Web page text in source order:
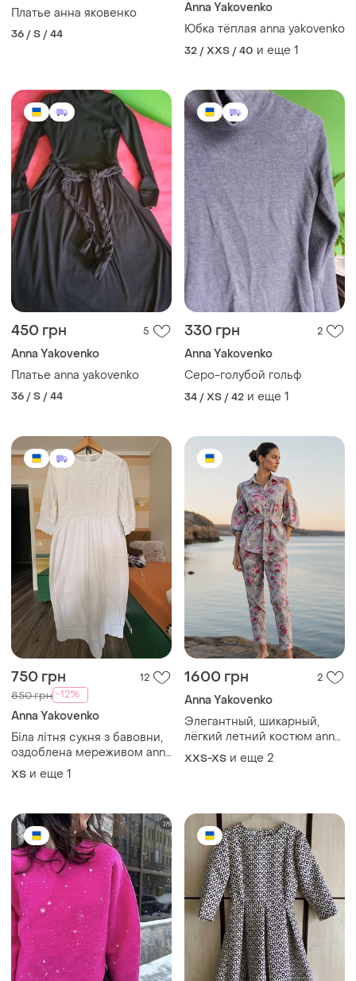
Платье анна яковенко
36 / S / 44
Anna Yakovenko
Юбка тёплая anna yakovenko
32 / XXS / 40 и еще 1
450 грн 5
Anna Yakovenko
Платье anna yakovenko
36 / S / 44
330 грн 2
Anna Yakovenko
Серо-голубой гольф
34 / XS / 42 и еще 1
750 грн 12
850 грн -12%
Anna Yakovenko
Біла літня сукня з бавовни,
оздоблена мереживом anna
yakovenko
ХS и еще 1
1600 грн 2
Anna Yakovenko
Элегантный, шикарный,
лёгкий летний костюм anna
yakovenko.
XXS-XS и еще 2